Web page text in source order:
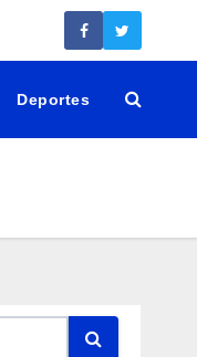
Deportes